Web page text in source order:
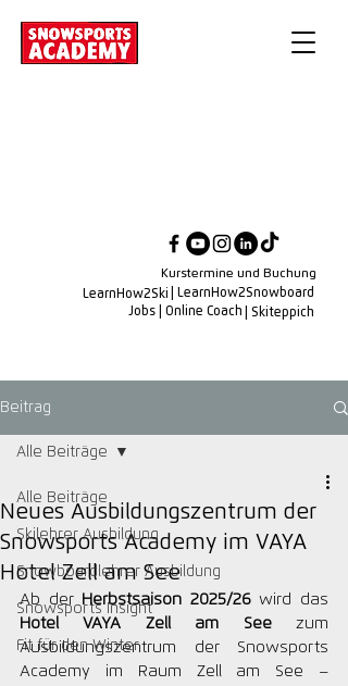
Kurstermine und Buchung
LearnHow2Ski
Jobs
| Skiteppich
| Online Coach
| LearnHow2Snowboard
Beitrag
Alle Beiträge
Skilehrer Ausbildung
Snowboardlehrer Ausbildung
Snowsports Insight
Fit für den Winter
Alle Beiträge
Neues Ausbildungszentrum der
Snowsports Academy im VAYA
Hotel Zell am See
Ab der Herbstsaison 2025/26
Hotel VAYA Zell am See zum
Ausbildungszentrum der Snowsports
Academy im Raum Zell am See –